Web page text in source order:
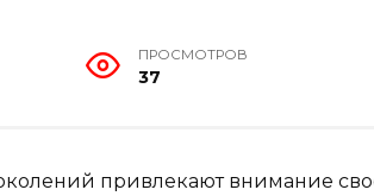
ПРОСМОТРОВ
37
привлекают внимание